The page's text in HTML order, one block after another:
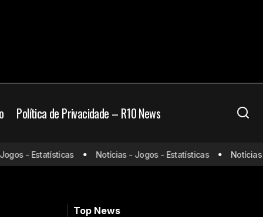
Política de Privacidade – R10 News
milhões e
Jorge Jesus é cotado para assumir o
comando do Al-Nassr
- Estatísticas Notícias - Jogos - Estatísticas Notícias -
Top News